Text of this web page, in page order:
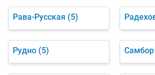
Рава-Русская (5)
Рудно (5) Самбор